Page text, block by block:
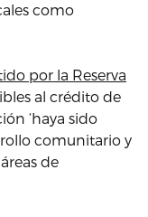
como
por la Reserva
al crédito de
‘haya sido
comunitario y
de